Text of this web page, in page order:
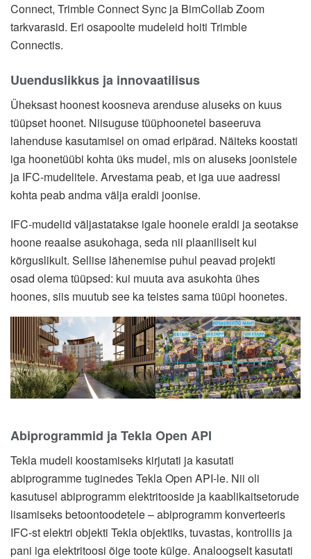
Connect, Trimble Connect Sync ja BimCollab Zoom
tarkvarasid. Eri osapoolte mudeleid hoiti Trimble
Connectis.
Uuenduslikkus ja innovaatilisus
Üheksast hoonest koosneva arenduse aluseks on kuus
tüüpset hoonet. Niisuguse tüüphoonetel baseeruva
lahenduse kasutamisel on omad eripärad. Näiteks koostati
iga hoonetüübi kohta üks mudel, mis on aluseks joonistele
ja IFC-mudelitele. Arvestama peab, et iga uue aadressi
kohta peab andma välja eraldi joonise.
IFC-mudelid väljastatakse igale hoonele eraldi ja seotakse
hoone reaalse asukohaga, seda nii plaaniliselt kui
kõrguslikult. Sellise lähenemise puhul peavad projekti
osad olema tüüpsed: kui muuta ava asukohta ühes
hoones, siis muutub see ka teistes sama tüüpi hoonetes.
Abiprogrammid ja Tekla Open API
Tekla mudeli koostamiseks kirjutati ja kasutati
abiprogramme tuginedes Tekla Open API-le. Nii oli
kasutusel abiprogramm elektritooside ja kaablikaitsetorude
lisamiseks betoontoodetele – abiprogramm konverteeris
IFC-st elektri objekti Tekla objektiks, tuvastas, kontrollis ja
pani iga elektritoosi õige toote külge. Analoogselt kasutati